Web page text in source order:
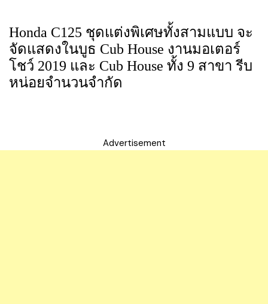
Honda C125 ชุดแต่งพิเศษทั้งสามแบบ จะ
จัดแสดงในบูธ Cub House งานมอเตอร์
โชว์ 2019 และ Cub House ทั้ง 9 สาขา รีบ
หน่อยจำนวนจำกัด
Advertisement